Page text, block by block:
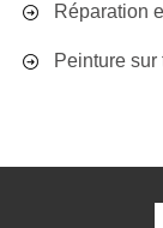
Réparation
Peinture